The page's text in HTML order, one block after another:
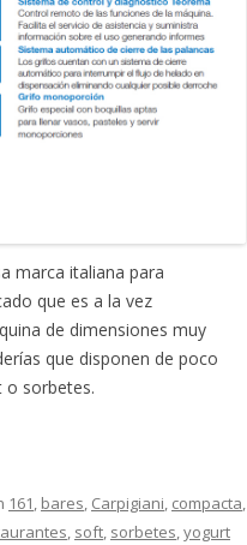
marca italiana para
que es a la vez
de dimensiones muy
que disponen de poco
o sorbetes.
161, bares, Carpigiani, compacta,
, soft, sorbetes,yogurt